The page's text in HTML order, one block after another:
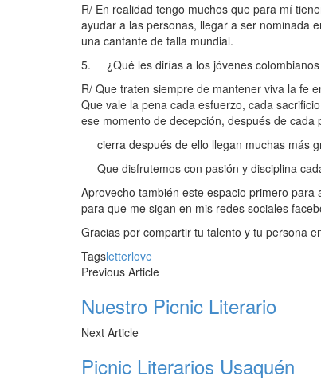
R/ En realidad tengo muchos que para mí
ayudar a las personas, llegar a ser nominada
una cantante de talla mundial.
5. ¿Qué les dirías a los jóvenes colombianos
R/ Que traten siempre de mantener viva la fe
Que vale la pena cada esfuerzo, cada
ese momento de decepción, después de cada
cierra después de ello llegan muchas más
Que disfrutemos con pasión y disciplina
Aprovecho también este espacio primero
para que me sigan en mis redes sociales
Gracias por compartir tu talento y tu persona
Tagsletterlove
Previous Article
Nuestro Picnic Literario
Next Article
Picnic Literarios Usaquén